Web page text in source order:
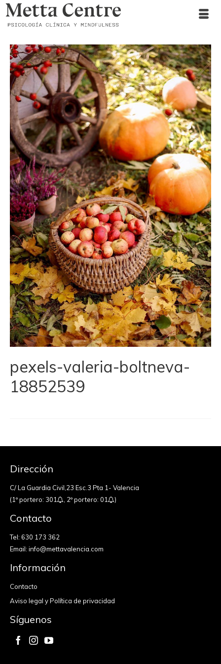
pexels-valeria-boltneva-
18852539
Dirección
C/ La Guardia Civil,23 Esc.3 Pta 1- Valencia
(1º portero: 301
, 2º portero: 01 )
Contacto
Tel: 630 173 362
Email: info@mettavalencia.com
Información
Contacto
Aviso legal y Política de privacidad
Síguenos